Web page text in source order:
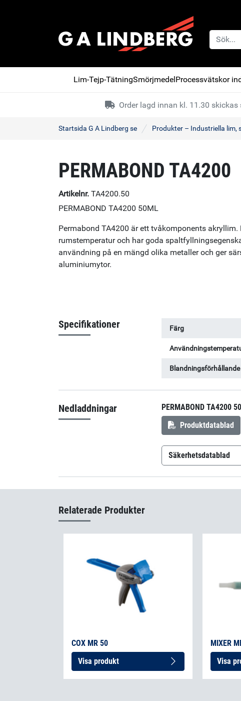
Lim-Tejp-TätningSmörjmedelProcessvätskor
Order lagd innan kl. 11.30
Startsida G A Lindberg se Produkter – Industriella lim,
PERMABOND TA4200
Artikelnr. TA4200.50
PERMABOND TA4200 50ML
Permabond TA4200 är ett tvåkomponents akryllim.
rumstemperatur och har goda
användning på en mängd olika metaller och ger
aluminiumytor.
Specifikationer Färg
Blandningsförhållande
Nedladdningar
PERMABOND TA4200
Produktdatablad
Säkerhetsdatablad
Permabond
Relaterade Produkter
COX MR 50
Visa produkt
MIXER
Visa